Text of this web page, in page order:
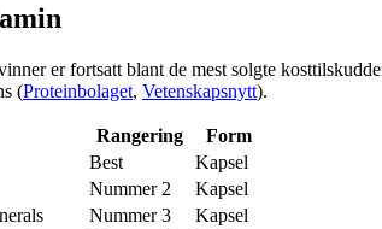
er fortsatt blant de mest solgte
(Proteinbolaget, Vetenskapsnytt).
Rangering
Form
Best
Kapsel
Nummer 2
Kapsel
Nummer 3
Kapsel